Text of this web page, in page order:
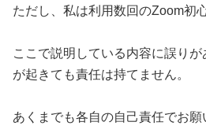
ただし、私は利用数回のZoom初
ここで説明している内容に誤り
が起きても責任は持てません。
あくまでも各自の自己責任でお願